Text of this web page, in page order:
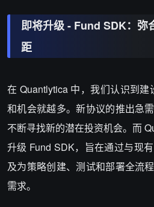
即将升级 - Fund SDK：弥
距
在 Quantlytica 中，我们认识到
和机会就越多。新协议的推出急
不断寻找新的潜在投资机会。而
升级 Fund SDK，旨在通过与现
及为策略创建、测试和部署全流
需求。